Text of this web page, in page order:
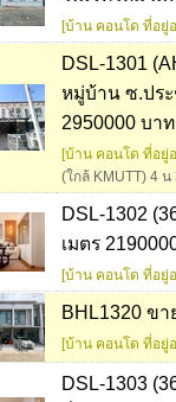
[บ้าน คอนโด ที่อยู่
DSL-1301
หมู่บ้าน ซ.ประ
2950000 บา
[บ้าน คอนโด ที่อยู่
(ใกล้ KMUTT) 4
DSL-1302
เมตร
[บ้าน คอนโด ที่อยู่
BHL1320 ข
[บ้าน คอนโด ที่อยู่
DSL-1303